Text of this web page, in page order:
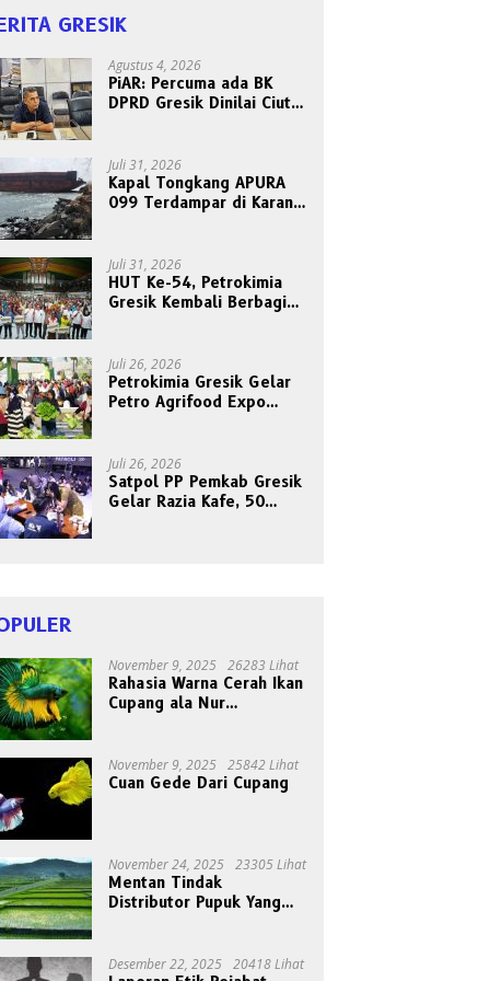
GRESIK
Agustus 4, 2026
PiAR: Percuma ada BK
DPRD Gresik Dinilai Ciut
Juli 31, 2026
Kapal Tongkang APURA
099 Terdampar di Karang
Juli 31, 2026
HUT Ke-54, Petrokimia
Gresik Kembali Berbagi
Juli 26, 2026
Petrokimia Gresik Gelar
Petro Agrifood Expo
Sayuran
Juli 26, 2026
Satpol PP Pemkab Gresik
Gelar Razia Kafe, 50
November 9, 2025 26283 Lihat
Rahasia Warna Cerah Ikan
Cupang ala Nur
November 9, 2025 25842 Lihat
Cuan Gede Dari Cupang
November 24, 2025 23305 Lihat
Mentan Tindak
Distributor Pupuk Yang
Desember 22, 2025 20418 Lihat